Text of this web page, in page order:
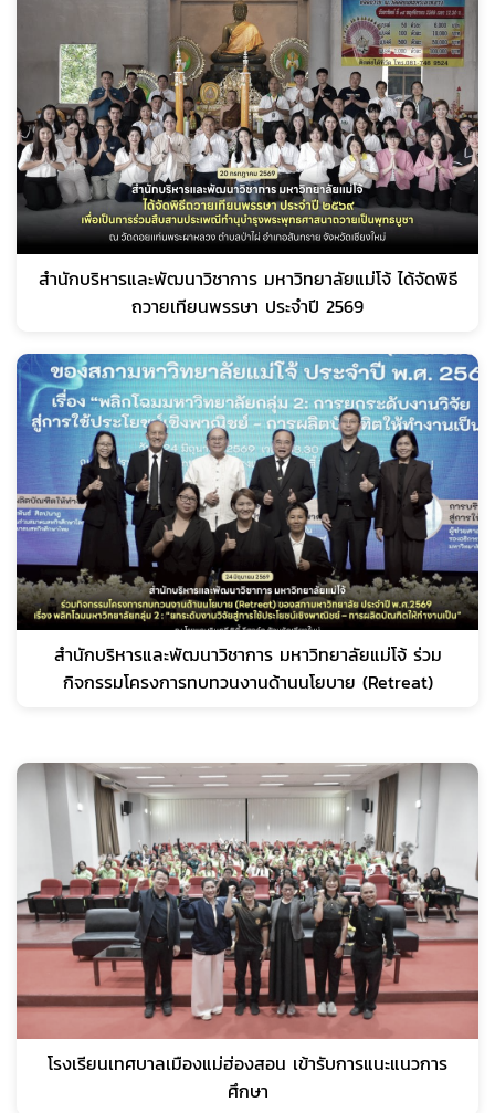
สำนักบริหารและพัฒนาวิชาการ มหาวิทยาลัยแม่โจ้ ได้จัดพิธี
ถวายเทียนพรรษา ประจำปี 2569
สำนักบริหารและพัฒนาวิชาการ มหาวิทยาลัยแม่โจ้ ร่วม
กิจกรรมโครงการทบทวนงานด้านนโยบาย (Retreat)
โรงเรียนเทศบาลเมืองแม่ฮ่องสอน เข้ารับการแนะแนวการ
ศึกษา